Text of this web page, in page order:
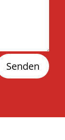
Senden